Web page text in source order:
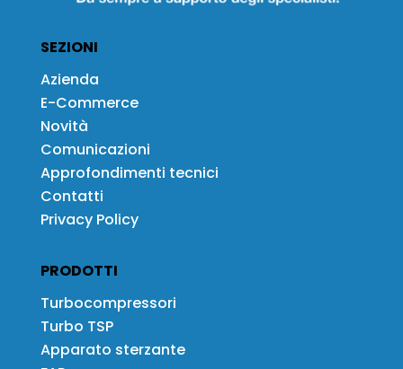
SEZIONI
Azienda
E-Commerce
Novità
Comunicazioni
Approfondimenti tecnici
Contatti
Privacy Policy
PRODOTTI
Turbocompressori
Turbo TSP
Apparato sterzante